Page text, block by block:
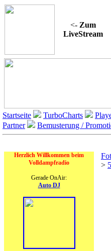
<- Zum
LiveStream
Startseite TurboCharts
Partner
Bemusterung /
Herzlich Willkommen beim
Volldampfradio
Gerade OnAir:
Auto DJ
>